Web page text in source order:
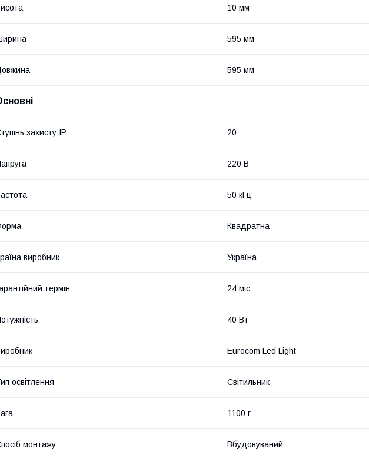
10 мм
595 мм
595 мм
захисту IP 20
220 В
50 кГц
Квадратна
виробник Україна
термін 24 міс
40 Вт
Eurocom Led Light
освітлення Світильник
1100 г
монтажу Вбудовуваний